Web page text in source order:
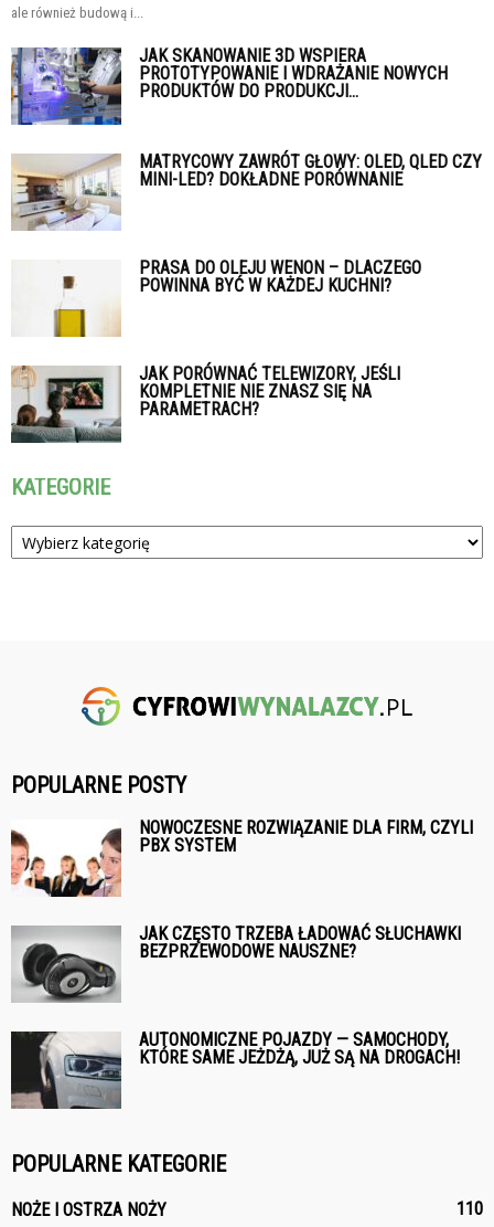
ale również budową i...
JAK SKANOWANIE 3D WSPIERA
PROTOTYPOWANIE I WDRAŻANIE NOWYCH
PRODUKTÓW DO PRODUKCJI...
MATRYCOWY ZAWRÓT GŁOWY: OLED, QLED CZY
MINI-LED? DOKŁADNE PORÓWNANIE
PRASA DO OLEJU WENON – DLACZEGO
POWINNA BYĆ W KAŻDEJ KUCHNI?
JAK PORÓWNAĆ TELEWIZORY, JEŚLI
KOMPLETNIE NIE ZNASZ SIĘ NA
PARAMETRACH?
KATEGORIE
Kategorie
POPULARNE POSTY
NOWOCZESNE ROZWIĄZANIE DLA FIRM, CZYLI
PBX SYSTEM
JAK CZĘSTO TRZEBA ŁADOWAĆ SŁUCHAWKI
BEZPRZEWODOWE NAUSZNE?
AUTONOMICZNE POJAZDY — SAMOCHODY,
KTÓRE SAME JEŻDŻĄ, JUŻ SĄ NA DROGACH!
POPULARNE KATEGORIE
NOŻE I OSTRZA NOŻY 110